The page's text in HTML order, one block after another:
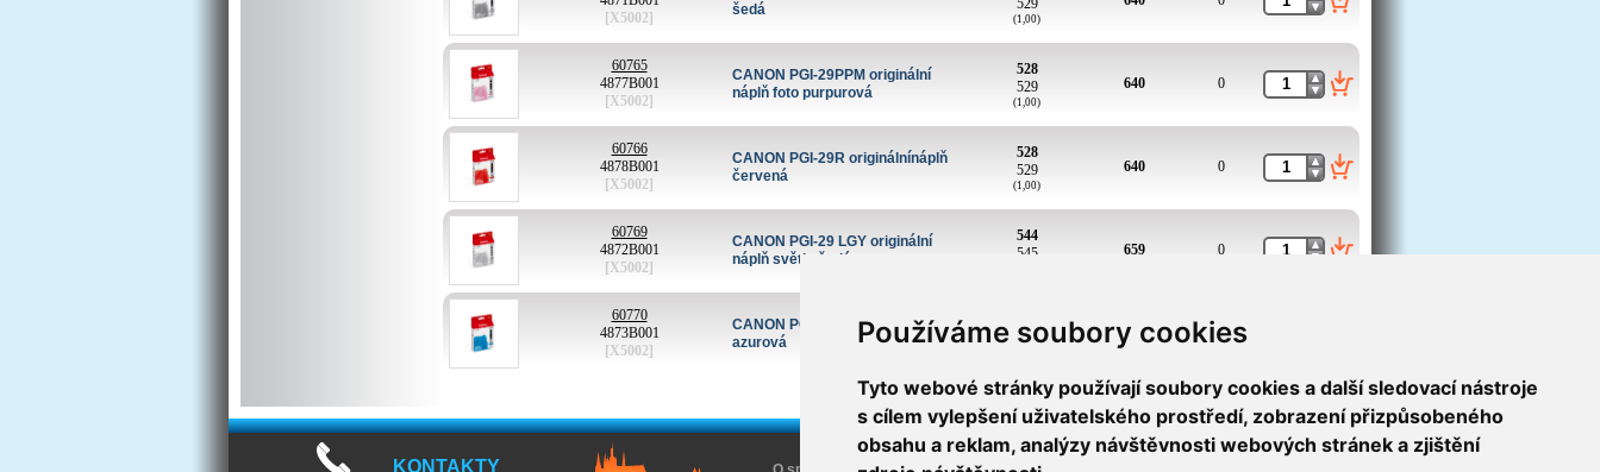
Používáme soubory cookies
Tyto webové stránky používají soubory cookies a další sledovací nástroje
s cílem vylepšení uživatelského prostředí, zobrazení přizpůsobeného
obsahu a reklam, analýzy návštěvnosti webových stránek a zjištění
[X5002]
šedá
529
(1,00)
60765
4877B001
[X5002]
CANON PGI-29PPM originální
náplň foto purpurová
528
529
(1,00)
640 0
60766
4878B001
[X5002]
CANON PGI-29R originálnínáplň
červená
528
529
(1,00)
640 0
60769
4872B001
[X5002]
CANON PGI-29 LGY originální
náplň světle šedá
544
545
659 0
60770
4873B001
[X5002]
CANON PGI-29 C originální náplň
azurová
545
659 0
< >
1 2 3 4 5 6 7 8 9 10 >>
KONTAKTY